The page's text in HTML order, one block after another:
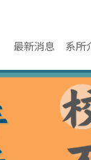
最新消息 系所